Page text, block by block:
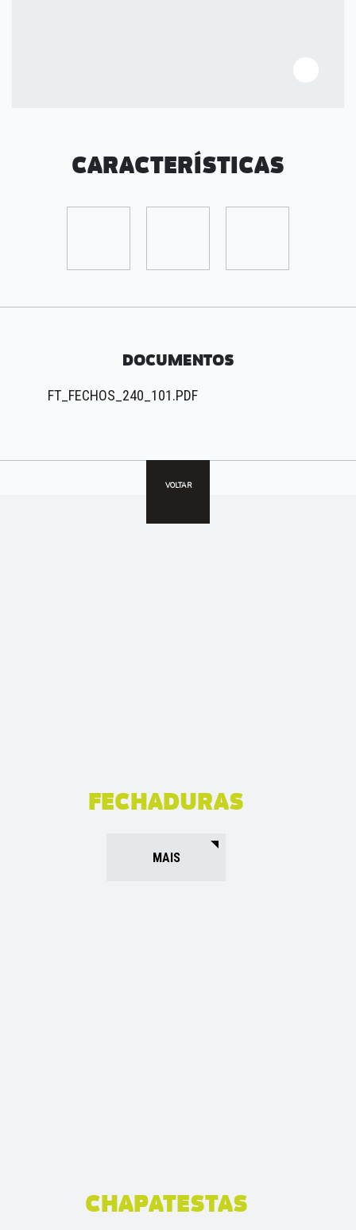
CARACTERÍSTICAS
DOCUMENTOS
FT_FECHOS_240_101.PDF
VOLTAR
FECHADURAS
MAIS
CHAPATESTAS